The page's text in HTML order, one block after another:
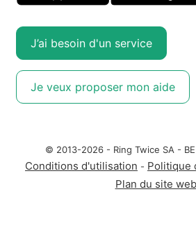
J’ai besoin d'un service
Je veux proposer mon aide
© 2013-2026 - Ring Twice SA -
Conditions d'utilisation - Politique
Plan du site web